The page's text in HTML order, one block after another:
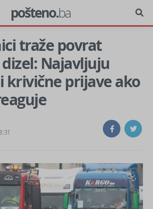
pošteno.ba
traže povrat
dizel: Najavljuju
krivične prijave ako